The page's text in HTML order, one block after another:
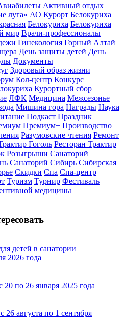
Активный отдых
луга» АО Курорт Белокуриха
Белокуриха Белокуриха
мир Врачи-профессионалы
Гинекология Горный Алтай
День защиты детей День
Документы
Здоровый образ жизни
Кол-центр Конкурс
Курортный сбор
ЛФК Медицина Межсезонье
Мишина гора Награды Наука
Подкаст Праздник
Премиум+ Производство
Разумовские чтения Ремонт
Гоголь Ресторан Трактир
Розыгрыши Санаторий
Санаторий Сибирь Сибирская
Скидки Спа Спа-центр
Туризм Турнир Фестиваль
медицины
детей в санатории
2026 года
по 26 января 2025 года
августа по 1 сентября